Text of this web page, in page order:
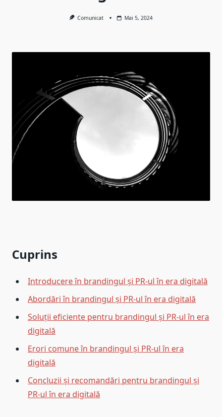
Comunicat Mai 5, 2024
Cuprins
Introducere în brandingul și PR-ul în era digitală
Abordări în brandingul și PR-ul în era digitală
Soluții eficiente pentru brandingul și PR-ul în era
digitală
Erori comune în brandingul și PR-ul în era
digitală
Concluzii și recomandări pentru brandingul și
PR-ul în era digitală